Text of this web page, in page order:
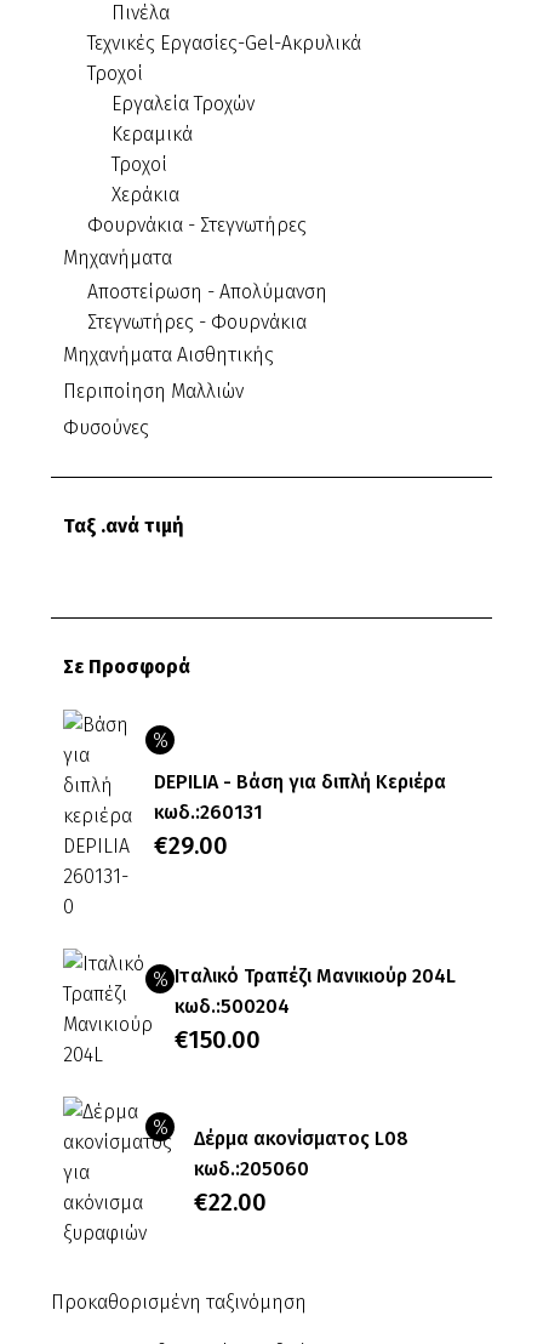
Πινέλα
Τεχνικές Εργασίες-Gel-Ακρυλικά
Τροχοί
Εργαλεία Τροχών
Κεραμικά
Τροχοί
Χεράκια
Φουρνάκια - Στεγνωτήρες
Μηχανήματα
Αποστείρωση - Απολύμανση
Στεγνωτήρες - Φουρνάκια
Μηχανήματα Αισθητικής
Περιποίηση Μαλλιών
Φυσούνες
Ταξ .ανά τιμή
Σε Προσφορά
DEPILIA - Βάση για διπλή Κεριέρα
κωδ.:260131
Original
€29.00
είναι:
€29.00.
Ιταλικό Τραπέζι Μανικιούρ 204L
κωδ.:500204
Original
€440.00.
€150.00
τιμή
είναι:
Δέρμα ακονίσματος L08
κωδ.:205060
Original
€26.00.
€22.00
τιμή
Προκαθορισμένη ταξινόμηση